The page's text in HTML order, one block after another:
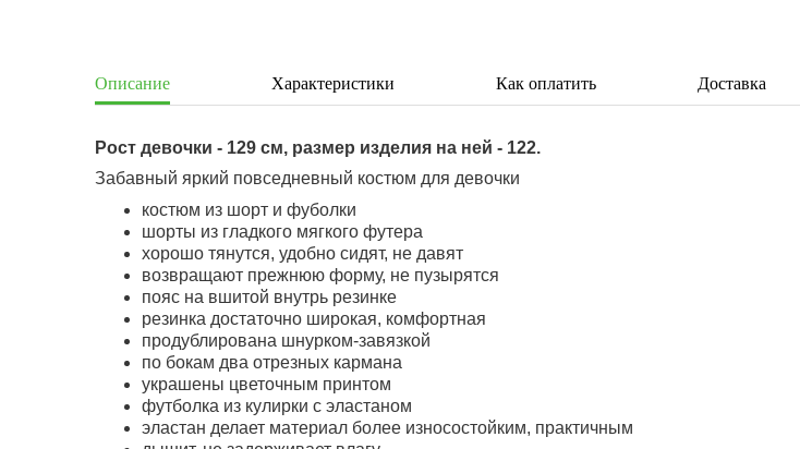
Описание Характеристики Как оплатить Доставка
Рост девочки - 129 см, размер изделия на ней - 122.
Забавный яркий повседневный костюм для девочки
костюм из шорт и фуболки
шорты из гладкого мягкого футера
хорошо тянутся, удобно сидят, не давят
возвращают прежнюю форму, не пузырятся
пояс на вшитой внутрь резинке
резинка достаточно широкая, комфортная
продублирована шнурком-завязкой
по бокам два отрезных кармана
украшены цветочным принтом
футболка из кулирки с эластаном
эластан делает материал более износостойким, практичным